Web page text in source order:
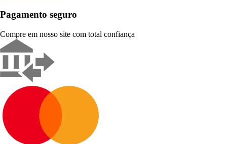
Pagamento seguro
Compre em nosso site com total confiança